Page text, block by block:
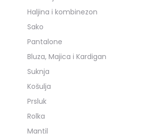
Haljina i kombinezon
Sako
Pantalone
Bluza, Majica i Kardigan
Suknja
Košulja
Prsluk
Rolka
Mantil